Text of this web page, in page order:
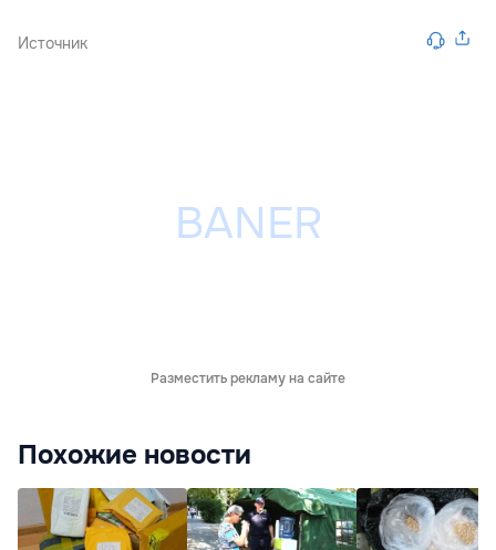
Источник
Разместить рекламу на сайте
Похожие новости